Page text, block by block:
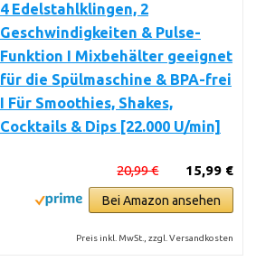
4 Edelstahlklingen, 2
Geschwindigkeiten & Pulse-
Funktion I Mixbehälter geeignet
für die Spülmaschine & BPA-frei
I Für Smoothies, Shakes,
Cocktails & Dips [22.000 U/min]
15,99 €
20,99 €
Bei Amazon ansehen
Preis inkl. MwSt., zzgl. Versandkosten